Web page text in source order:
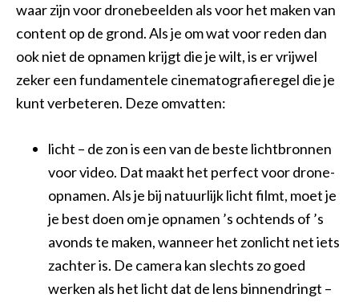
waar zijn voor dronebeelden als voor het maken van
content op de grond. Als je om wat voor reden dan
ook niet de opnamen krijgt die je wilt, is er vrijwel
zeker een fundamentele cinematografieregel die je
kunt verbeteren. Deze omvatten:
licht – de zon is een van de beste lichtbronnen
voor video. Dat maakt het perfect voor drone-
opnamen. Als je bij natuurlijk licht filmt, moet je
je best doen om je opnamen ’s ochtends of ’s
avonds te maken, wanneer het zonlicht net iets
zachter is. De camera kan slechts zo goed
werken als het licht dat de lens binnendringt –